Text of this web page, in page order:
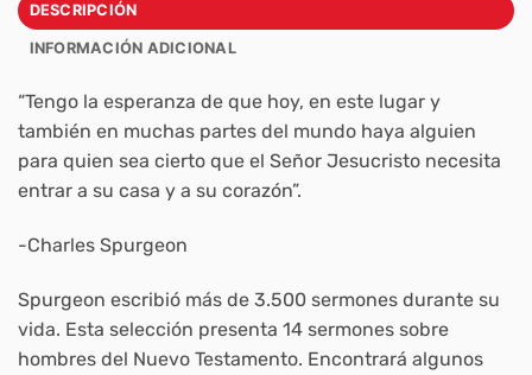
DESCRIPCIÓN
INFORMACIÓN ADICIONAL
“Tengo la esperanza de que hoy, en este lugar y
también en muchas partes del mundo haya alguien
para quien sea cierto que el Señor Jesucristo necesita
entrar a su casa y a su corazón”.
-Charles Spurgeon
Spurgeon escribió más de 3.500 sermones durante su
vida. Esta selección presenta 14 sermones sobre
hombres del Nuevo Testamento. Encontrará algunos